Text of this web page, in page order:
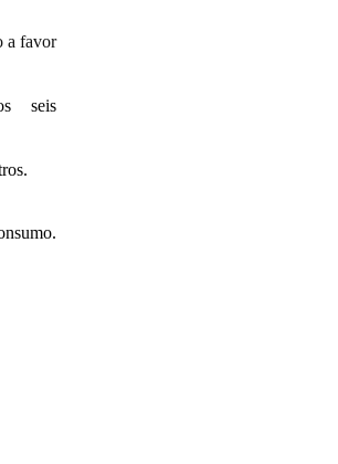
a favor
seis